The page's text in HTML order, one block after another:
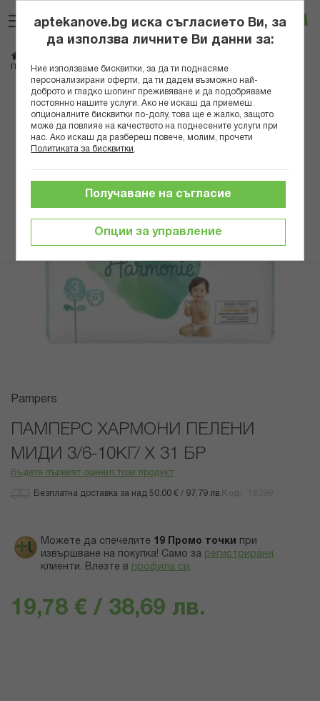
към
съдържанието
Вход
ПАМПЕРС ХАРМОНИ ПЕЛЕНИ МИДИ 3/6-10КГ/ Х 31 БР
Преминете
края
Преминете
началото
галерия
със
Pampers
ПАМПЕРС ХАРМОНИ ПЕЛЕНИ
МИДИ 3/6-10КГ/ Х 31 БР
Бъдете първият оценил този продукт
Безплатна доставка за над 50.00 € / 97,79 лв.
Можете да спечелите 19 Промо точки
при
извършване на покупка! Само за регистрирани
клиенти. Влезте в профила си .
19,78 € / 38,69 лв.
aptekanove.bg иска съгласието Ви, за
да използва личните Ви данни за:
Ние използваме бисквитки, за да ти поднасяме
персонализирани оферти, да ти дадем възможно най-
доброто и гладко шопинг преживяване и да подобряваме
постоянно нашите услуги. Ако не искаш да приемеш
опционалните бисквитки по-долу, това ще е жалко, защото
може да повлияе на качеството на поднесените услуги при
нас. Ако искаш да разбереш повече, молим, прочети
Политиката за бисквитки
Опции за управление
Получаване на съгласие